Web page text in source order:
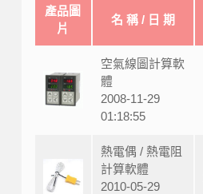
產品圖
片
名 稱 / 日 期
空氣線圖計算軟
體
2008-11-29
01:18:55
熱電偶 / 熱電阻
計算軟體
2010-05-29